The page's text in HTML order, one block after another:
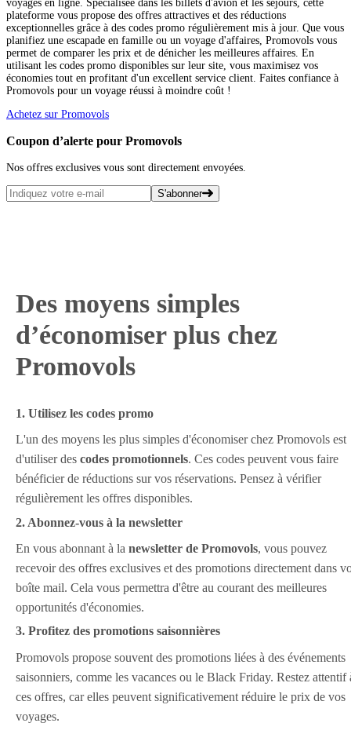
voyages en ligne. Spécialisée dans les billets d'avion et les séjours, cette
plateforme vous propose des offres attractives et des réductions
exceptionnelles grâce à des codes promo régulièrement mis à jour. Que vous
planifiez une escapade en famille ou un voyage d'affaires, Promovols vous
permet de comparer les prix et de dénicher les meilleures affaires. En
utilisant les codes promo disponibles sur leur site, vous maximisez vos
économies tout en profitant d'un excellent service client. Faites confiance à
Promovols pour un voyage réussi à moindre coût !
Achetez sur Promovols
Coupon d’alerte pour Promovols
Nos offres exclusives vous sont directement envoyées.
S'abonner
Des moyens simples
d’économiser plus chez
Promovols
1. Utilisez les codes promo
L'un des moyens les plus simples d'économiser chez Promovols est
d'utiliser des codes promotionnels. Ces codes peuvent vous faire
bénéficier de réductions sur vos réservations. Pensez à vérifier
régulièrement les offres disponibles.
2. Abonnez-vous à la newsletter
En vous abonnant à la newsletter de Promovols, vous pouvez
recevoir des offres exclusives et des promotions directement dans
boîte mail. Cela vous permettra d'être au courant des meilleures
opportunités d'économies.
3. Profitez des promotions saisonnières
Promovols propose souvent des promotions liées à des événements
saisonniers, comme les vacances ou le Black Friday. Restez attentif
ces offres, car elles peuvent significativement réduire le prix de vos
voyages.